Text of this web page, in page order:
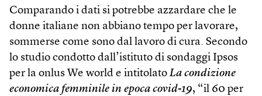
Comparando i dati si potrebbe azzardare che le
donne italiane non abbiano tempo per lavorare,
sommerse come sono dal lavoro di cura. Secondo
lo studio condotto dall’istituto di sondaggi Ipsos
per la onlus We world e intitolato La condizione
economica femminile in epoca covid-19, “il 60 per